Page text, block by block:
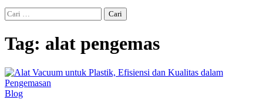
Cari
untuk:
Tag: alat pengemas
Blog